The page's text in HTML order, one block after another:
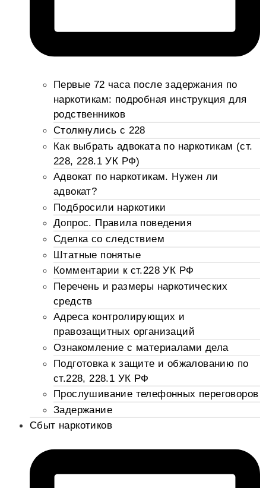
Первые 72 часа после задержания по
наркотикам: подробная инструкция для
родственников
Столкнулись с 228
Как выбрать адвоката по наркотикам (ст.
228, 228.1 УК РФ)
Адвокат по наркотикам. Нужен ли
адвокат?
Подбросили наркотики
Допрос. Правила поведения
Сделка со следствием
Штатные понятые
Комментарии к ст.228 УК РФ
Перечень и размеры наркотических
средств
Адреса контролирующих и
правозащитных организаций
Ознакомление с материалами дела
Подготовка к защите и обжалованию по
ст.228, 228.1 УК РФ
Прослушивание телефонных переговоров
Задержание
Сбыт наркотиков